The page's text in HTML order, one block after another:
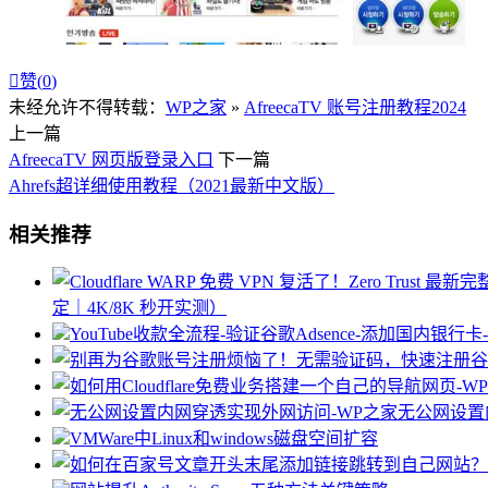
赞(0)
未经允许不得转载： WP之家 » AfreecaTV 账号注册教程2024
上一篇
AfreecaTV 网页版登录入口 下一篇
Ahrefs超详细使用教程（2021最新中文版）
相关推荐
定｜4K/8K 秒开实测）
YouTube收款全流程-验证谷歌Adsence-添加国内银行
无公网设
VMWare中Linux和windows磁盘空间扩容